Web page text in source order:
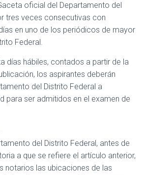
oficial del Departamento del
tres veces consecutivas con
en uno de los periódicos de mayor
Federal.
días hábiles, contados a partir de la
los aspirantes deberán
del Distrito Federal a
para ser admitidos en el examen de
del Distrito Federal, antes de
a que se refiere el artículo anterior,
notarios las ubicaciones de las